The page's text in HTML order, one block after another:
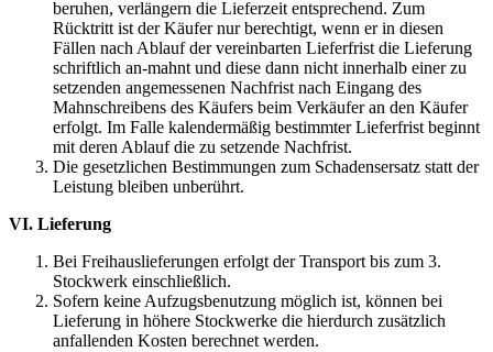
beruhen, verlängern die Lieferzeit entsprechend. Zum
Rücktritt ist der Käufer nur berechtigt, wenn er in diesen
Fällen nach Ablauf der vereinbarten Lieferfrist die Lieferung
schriftlich an-mahnt und diese dann nicht innerhalb einer zu
setzenden angemessenen Nachfrist nach Eingang des
Mahnschreibens des Käufers beim Verkäufer an den Käufer
erfolgt. Im Falle kalendermäßig bestimmter Lieferfrist beginnt
mit deren Ablauf die zu setzende Nachfrist.
Die gesetzlichen Bestimmungen zum Schadensersatz statt der
Leistung bleiben unberührt.
VI. Lieferung
Bei Freihauslieferungen erfolgt der Transport bis zum 3.
Stockwerk einschließlich.
Sofern keine Aufzugsbenutzung möglich ist, können bei
Lieferung in höhere Stockwerke die hierdurch zusätzlich
anfallenden Kosten berechnet werden.